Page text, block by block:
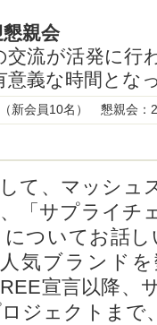
懇親会
交流が活発に行
意義な時間とな
新会員10名） 懇親会：
て、マッシュ
「サプライチ
ついてお話
気ブランド
宣言以降、
ジェクトまで